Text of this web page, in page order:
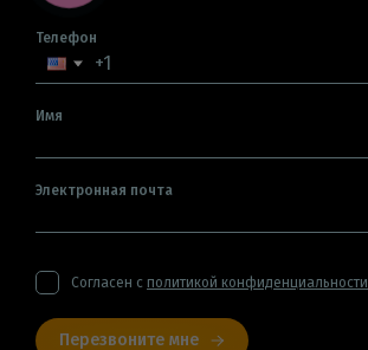
Телефон
Имя
Электронная почта
Согласен с политикой конфиденциальности
Перезвоните мне